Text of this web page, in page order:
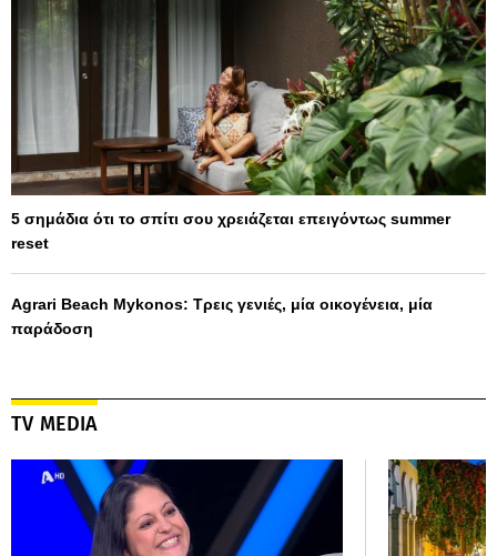
5 σημάδια ότι το σπίτι σου χρειάζεται επειγόντως summer
reset
Agrari Beach Mykonos: Τρεις γενιές, μία οικογένεια, μία
παράδοση
TV MEDIA